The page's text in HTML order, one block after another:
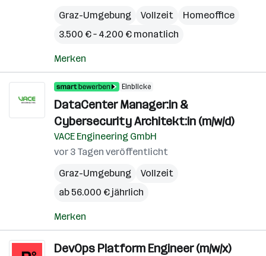
Graz-Umgebung
Vollzeit
Homeoffice
3.500 € – 4.200 € monatlich
Merken
Einblicke
DataCenter Manager:in &
Cybersecurity Architekt:in (m/w/d)
VACE Engineering GmbH
vor 3 Tagen veröffentlicht
Graz-Umgebung
Vollzeit
ab 56.000 € jährlich
Merken
DevOps Platform Engineer (m/w/x)